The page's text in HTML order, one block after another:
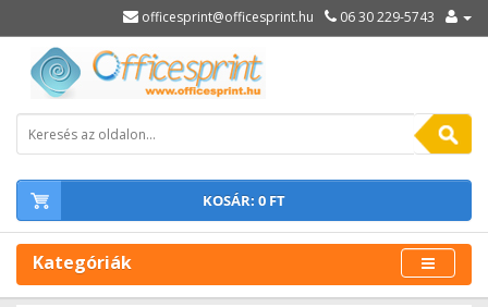
officesprint@officesprint.hu 06 30 229-5743
KOSÁR: 0 FT
Kategóriák